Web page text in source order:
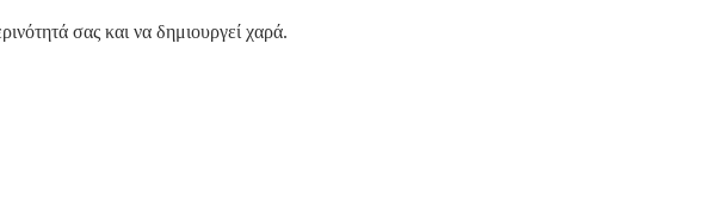
σας και να δημιουργεί χαρά.